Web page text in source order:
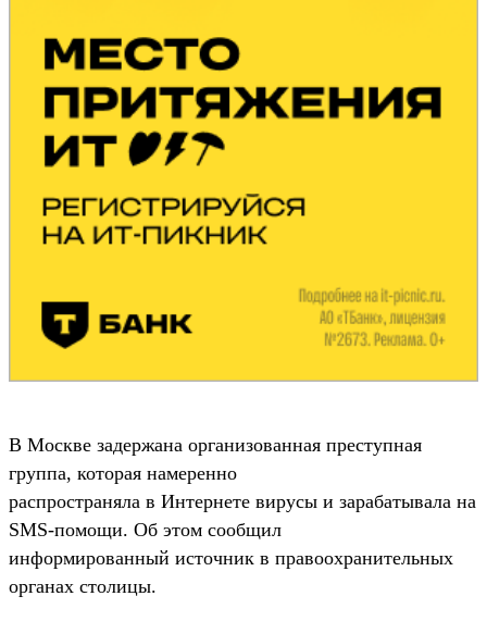
В Москве задержана организованная преступная
группа, которая намеренно
распространяла в Интернете вирусы и зарабатывала на
SMS-помощи. Об этом сообщил
информированный источник в правоохранительных
органах столицы.